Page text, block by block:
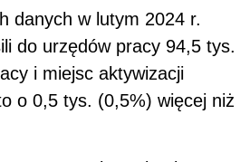
danych w lutym 2024 r.
do urzędów pracy 94,5 tys.
i miejsc aktywizacji
o 0,5 tys. (0,5%) więcej niż